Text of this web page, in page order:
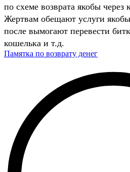
по схеме возврата якобы через
Жертвам обещают услуги
после вымогают перевести
кошелька и т.д.
Памятка по возврату денег